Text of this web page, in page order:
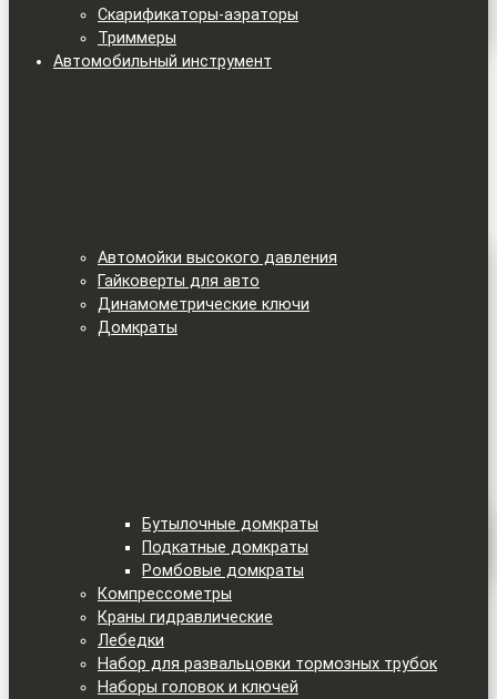
Скарификаторы-аэраторы
Триммеры
Автомобильный инструмент
Автомойки высокого давления
Гайковерты для авто
Динамометрические ключи
Домкраты
Бутылочные домкраты
Подкатные домкраты
Ромбовые домкраты
Компрессометры
Краны гидравлические
Лебедки
Набор для развальцовки тормозных трубок
Наборы головок и ключей